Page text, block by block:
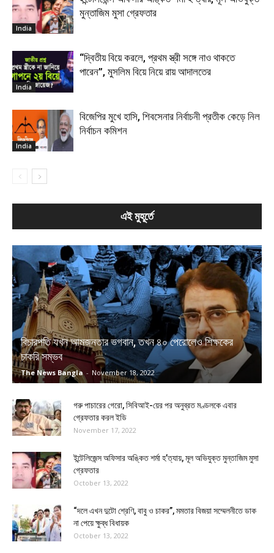
India
মুন্তাজিম মুসা গ্রেফতার
India
“দ্বিতীয় বিয়ে করলে, প্রথম স্ত্রী সঙ্গে নাও থাকতে
পারেন”, মুসলিম বিয়ে নিয়ে রায় আদালতের
India
বিজেপির মুখে হাসি, শিবসেনার নির্বাচনী প্রতীক কেড়ে নিল
নির্বাচন কমিশন
এই মুহূর্তে
বিচারপতি যখন আমজনতার ভগবান, তখন ৪০ পেরোলেও শিক্ষকের
চাকরি সম্ভব
The News Bangla - November 18, 2022
গরু পাচারের গেরো, সিবিআই-য়ের পর অনুব্রত মণ্ডলকে এবার
গ্রেফতার করল ইডি
November 17, 2022
ইন্টেলিজেন্স অফিসার অঙ্কিত শর্মা হ’ত্যায়, মূল অভিযুক্ত মুন্তাজিম মুসা
গ্রেফতার
October 13, 2022
“দলে এখন দুটো শ্রেণি, বাবু ও চাকর”, মমতার বিজয়া সম্মেলনীতে ডাক
না পেয়ে ক্ষুব্ধ বিধায়ক
October 13, 2022